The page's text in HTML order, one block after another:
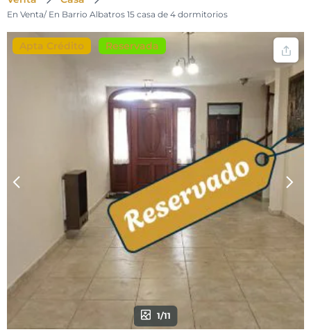
En Venta/ En Barrio Albatros 15 casa de 4 dormitorios
Apta Crédito Reservada
1/11